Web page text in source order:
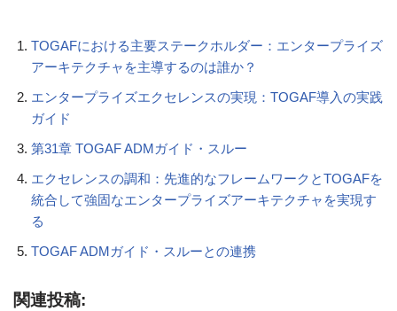
TOGAFにおける主要ステークホルダー：エンタープライズ
アーキテクチャを主導するのは誰か？
エンタープライズエクセレンスの実現：TOGAF導入の実践
ガイド
第31章 TOGAF ADMガイド・スルー
エクセレンスの調和：先進的なフレームワークとTOGAFを
統合して強固なエンタープライズアーキテクチャを実現す
る
TOGAF ADMガイド・スルーとの連携
関連投稿: